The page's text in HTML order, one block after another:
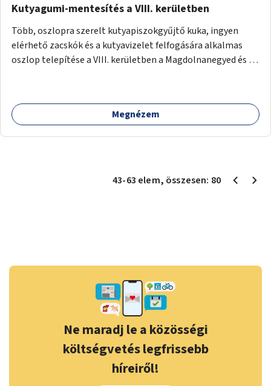
Kutyagumi-mentesítés a VIII. kerületben
Több, oszlopra szerelt kutyapiszokgyűjtő kuka, ingyen
elérhető zacskók és a kutyavizelet felfogására alkalmas
oszlop telepítése a VIII. kerületben a Magdolnanegyed és a
Megnézem
43-63 elem, összesen: 80
Ne maradj le a közösségi
költségvetés legfrissebb
híreiről!